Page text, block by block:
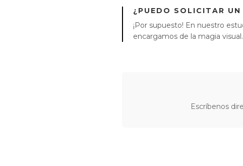
¿PUEDO SOLICITAR
¡Por supuesto! En nuestro
encargamos de la magia visual.
Escríbenos